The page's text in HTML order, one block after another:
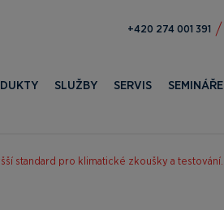
193 100 472 024+
SLUŽBY SERVIS SEMINÁŘE
standard pro klimatické zkoušky a testování.